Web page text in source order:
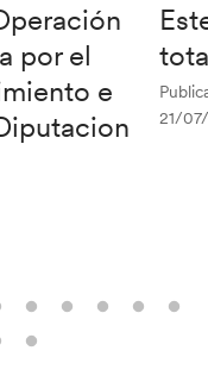
por el
e
21/